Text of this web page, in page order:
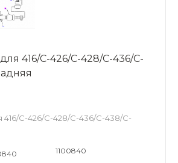
416/C-426/C-428/C-436/C-
416/C-426/C-428/C-436/C-438/C-
1100840